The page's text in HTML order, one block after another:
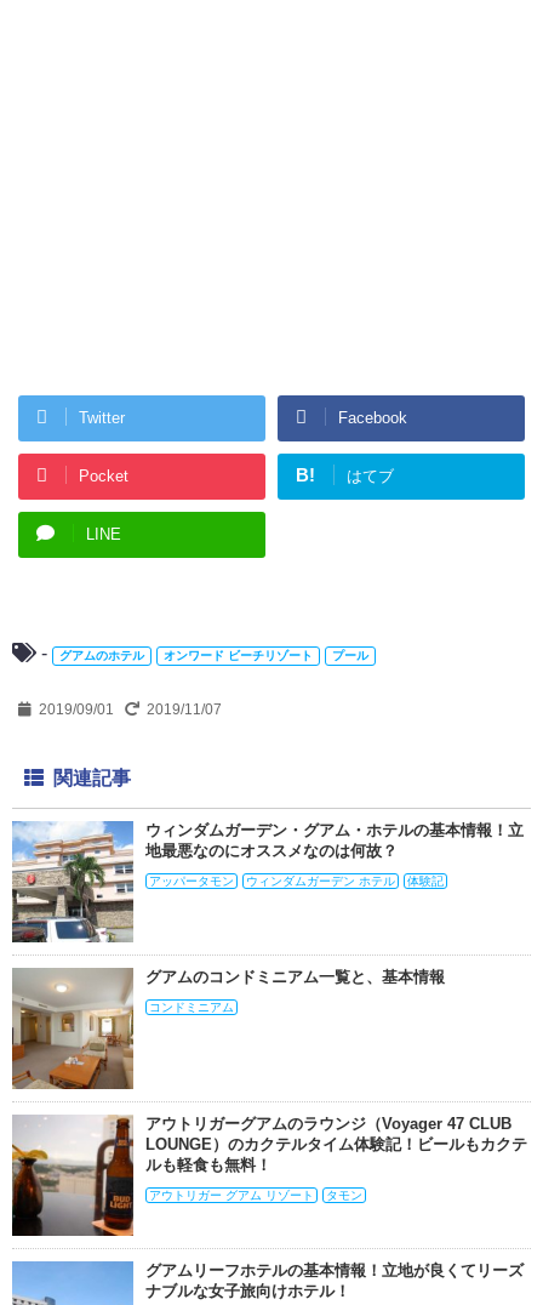
Twitter Facebook
Pocket B! はてブ
LINE
- グアムのホテル オンワード ビーチリゾート プール
2019/09/01 2019/11/07
関連記事
ウィンダムガーデン・グアム・ホテルの基本情報！立
地最悪なのにオススメなのは何故？
アッパータモン ウィンダムガーデン ホテル 体験記
グアムのコンドミニアム一覧と、基本情報
コンドミニアム
アウトリガーグアムのラウンジ（Voyager 47 CLUB
LOUNGE）のカクテルタイム体験記！ビールもカクテ
ルも軽食も無料！
アウトリガー グアム リゾート タモン
グアムリーフホテルの基本情報！立地が良くてリーズ
ナブルな女子旅向けホテル！